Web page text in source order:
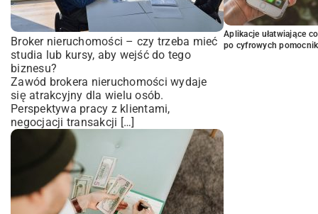
Broker nieruchomości – czy trzeba mieć
studia lub kursy, aby wejść do tego
biznesu?
Zawód brokera nieruchomości wydaje
się atrakcyjny dla wielu osób.
Perspektywa pracy z klientami,
negocjacji transakcji […]
Aplikacje ułatwiające
po cyfrowych